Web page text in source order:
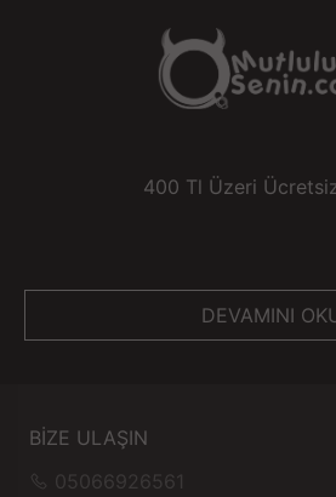
400 Tl Üzeri
DEVAMINI
BİZE ULAŞIN
05066926561